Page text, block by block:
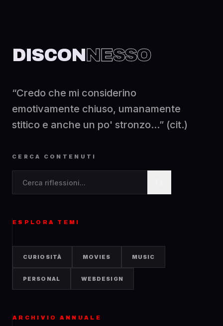
DISCONNESSO
“Credo che mi considerino
emotivamente chiuso, umanamente
stitico e anche un po' stronzo...” (cit.)
CERCA CONTENUTI
ESPLORA TEMI
CURIOSITÀ MOVIES MUSIC
PERSONAL WEBDESIGN
ARCHIVIO ANNUALE